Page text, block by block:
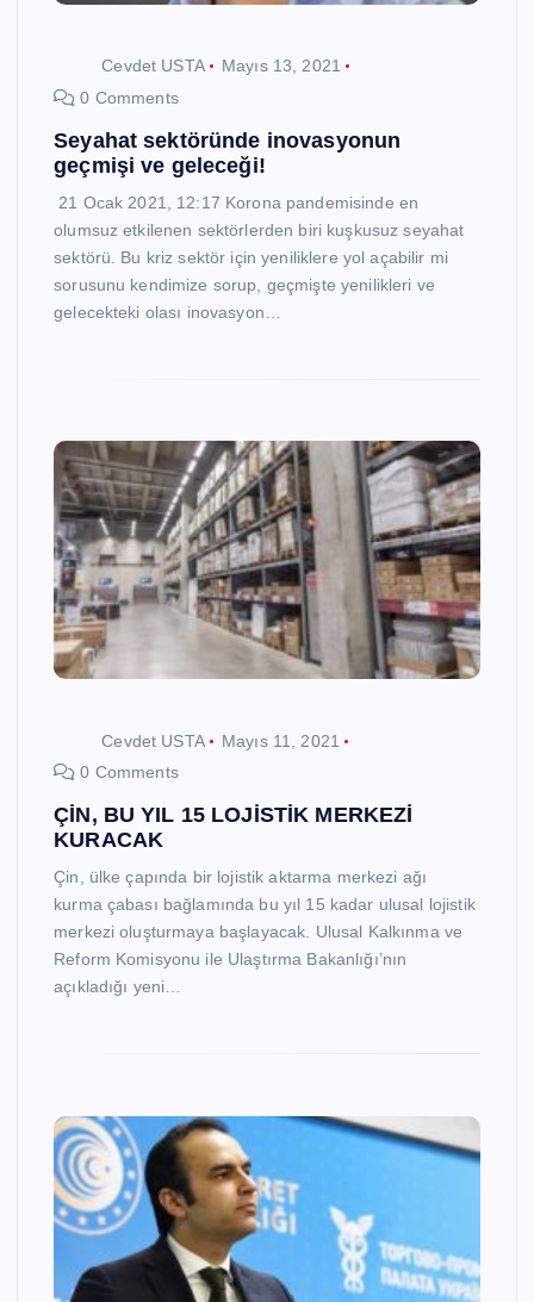
Cevdet USTA
Mayıs 13, 2021
0 Comments
Seyahat sektöründe inovasyonun
geçmişi ve geleceği!
21 Ocak 2021, 12:17 Korona pandemisinde en
olumsuz etkilenen sektörlerden biri kuşkusuz seyahat
sektörü. Bu kriz sektör için yeniliklere yol açabilir mi
sorusunu kendimize sorup, geçmişte yenilikleri ve
gelecekteki olası inovasyon…
Cevdet USTA
Mayıs 11, 2021
0 Comments
ÇİN, BU YIL 15 LOJİSTİK MERKEZİ
KURACAK
Çin, ülke çapında bir lojistik aktarma merkezi ağı
kurma çabası bağlamında bu yıl 15 kadar ulusal lojistik
merkezi oluşturmaya başlayacak. Ulusal Kalkınma ve
Reform Komisyonu ile Ulaştırma Bakanlığı’nın
açıkladığı yeni…